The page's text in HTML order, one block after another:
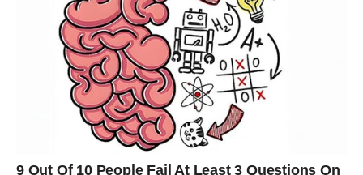
nestali. To neće biti prolazna simpatija. Biće nešto mnogo
dublje i snažnije.
Ako si već u vezi, vaš odnos ulazi u mirniju i stabilniju
fazu. Nesporazumi koji su vas opterećivali polako ostaju
iza vas. Više ćete razgovarati, bolje razumjeti jedno drugo
i graditi nešto što ima budućnost.